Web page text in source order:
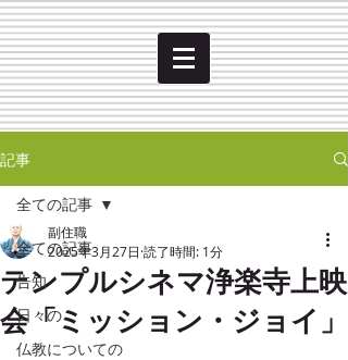
記事
全ての記事
告知
日々の
仏教についての
全ての記事
テンプルシネマ浄楽寺上映
会「ミッション・ジョイ」
副住職
2025年3月27日 読了時間: 1分